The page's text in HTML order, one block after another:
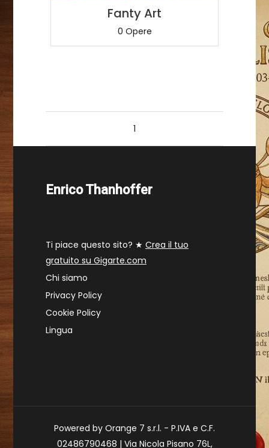
Fanty Art
0 Opere
1
Enrico Thanhoffer
Ti piace questo sito? ★ Crea il tuo
gratuito su Gigarte.com
Chi siamo
Privacy Policy
Cookie Policy
Lingua
Powered by Orange 7 s.r.l. - P.IVA e C.F.
02486790468 | Via Nicola Pisano 76L,